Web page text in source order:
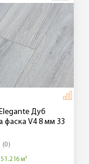
Дуб
фаска V4 8 мм 33
(0)
м²